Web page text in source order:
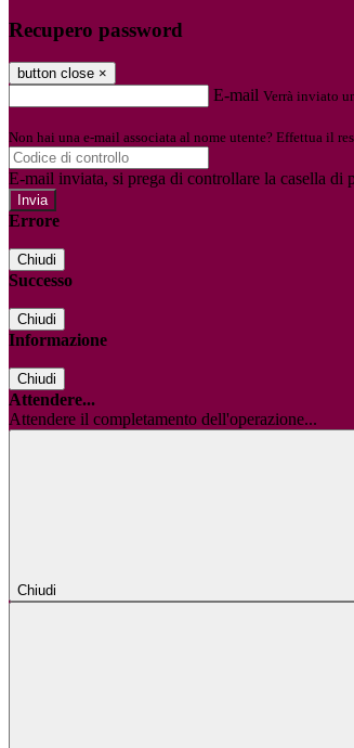
Recupero password
button close ×
E-mail Verrà inviato
Non hai una e-mail associata al nome utente? Effettua il
E-mail inviata, si prega di controllare la casella di
Errore
Chiudi
Successo
Chiudi
Informazione
Chiudi
Attendere...
Attendere il completamento dell'operazione...
Chiudi